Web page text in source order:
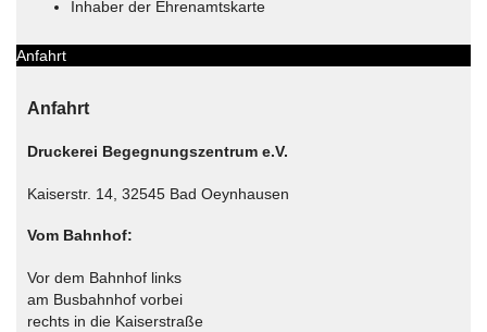
Inhaber der Ehrenamtskarte
Anfahrt
Anfahrt
Druckerei Begegnungszentrum e.V.
Kaiserstr. 14, 32545 Bad Oeynhausen
Vom Bahnhof:
Vor dem Bahnhof links
am Busbahnhof vorbei
rechts in die Kaiserstraße